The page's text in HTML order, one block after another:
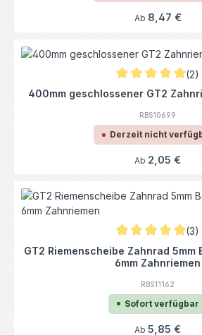
Regulärer Preis:
Ab 8,47 €
(2)
400mm geschlossener GT2
RBS10699
Derzeit nicht
Regulärer Preis:
Ab 2,05 €
(3)
GT2 Riemenscheibe Zahnrad 5mm
6mm Zahnriemen
RBS11162
Sofort verfügbar
Regulärer Preis:
Ab 5,85 €